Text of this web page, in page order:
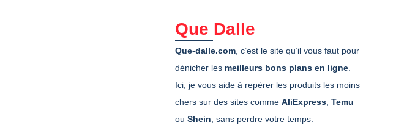
Que Dalle
Que-dalle.com , c’est le site qu’il vous faut pour
dénicher les meilleurs bons plans en ligne
Ici, je vous aide à repérer les produits les moins
chers sur des sites commeAliExpress ,Temu
ouShein , sans perdre votre temps.